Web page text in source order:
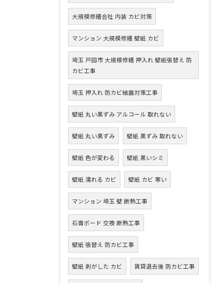
大規模修繕会社 内装 カビ対策
マンション 大規模修繕 壁紙 カビ
埼玉 戸田市 大規模修繕 押入れ 壁紙張替え 防
カビ工事
埼玉 押入れ 防カビ結露対策工事
壁紙 丸い黒ずみ アルコール 取れない
壁紙 丸い黒ずみ 壁紙 黒ずみ 取れない
壁紙 色が変わる 壁紙 黒いシミ
壁紙 濡れる カビ 壁紙 カビ 寒い
マンション 埼玉 壁 断熱工事
石膏ボード 交換 断熱工事
壁紙 張替え 防カビ工事
壁紙 剥がした カビ 賃貸退去後 防カビ工事